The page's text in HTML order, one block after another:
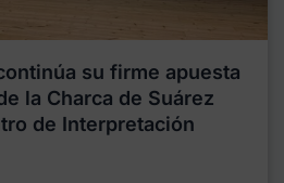
su firme apuesta
la Charca de Suárez
de Interpretación